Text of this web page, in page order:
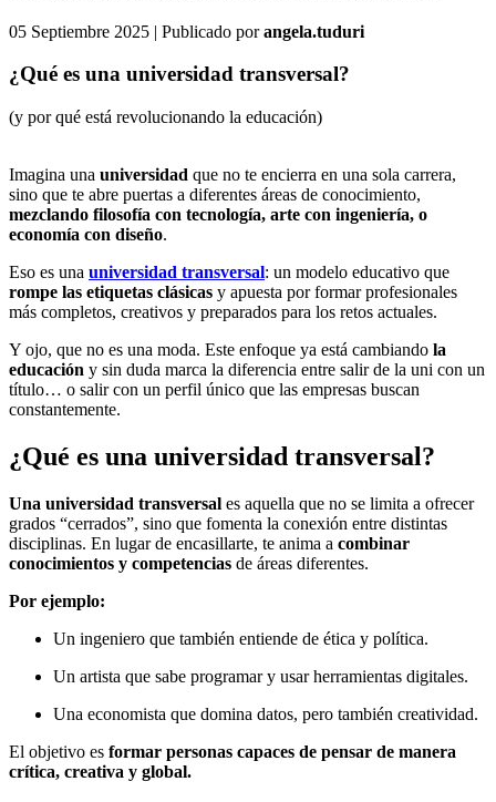
05 Septiembre 2025 | Publicado porangela.tuduri
¿Qué es una universidad transversal?
(y por qué está revolucionando la educación)
Imagina una universidad que no te encierra en una sola carrera,
sino que te abre puertas a diferentes áreas de conocimiento,
mezclando filosofía con tecnología, arte con ingeniería, o
economía con diseño.
Eso es una universidad transversal: un modelo educativo que
rompe las etiquetas clásicas y apuesta por formar profesionales
más completos, creativos y preparados para los retos actuales.
Y ojo, que no es una moda. Este enfoque ya está cambiando la
educación y sin duda marca la diferencia entre salir de la uni con un
título… o salir con un perfil único que las empresas buscan
constantemente.
¿Qué es una universidad transversal?
Una universidad transversal es aquella que no se limita a ofrecer
grados “cerrados”, sino que fomenta la conexión entre distintas
disciplinas. En lugar de encasillarte, te anima a combinar
conocimientos y competencias de áreas diferentes.
Por ejemplo:
Un ingeniero que también entiende de ética y política.
Un artista que sabe programar y usar herramientas digitales.
Una economista que domina datos, pero también creatividad.
El objetivo es formar personas capaces de pensar de manera
crítica, creativa y global.